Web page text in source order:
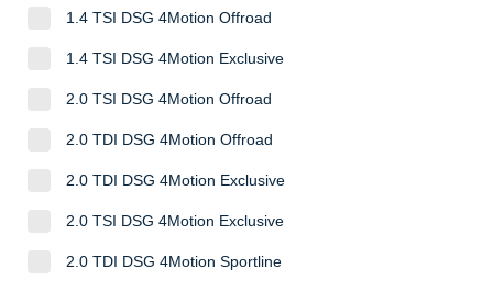
1.4 TSI DSG 4Motion Offroad
1.4 TSI DSG 4Motion Exclusive
2.0 TSI DSG 4Motion Offroad
2.0 TDI DSG 4Motion Offroad
2.0 TDI DSG 4Motion Exclusive
2.0 TSI DSG 4Motion Exclusive
2.0 TDI DSG 4Motion Sportline